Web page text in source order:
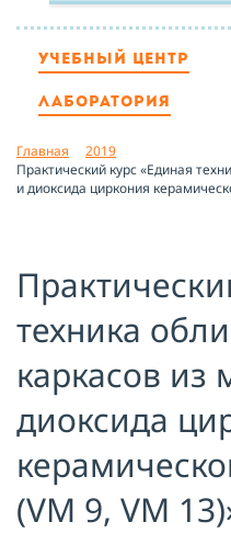
ИМЯ
на
УЧЕБНЫЙ ЦЕНТР
ЛАБОРАТОРИЯ
Главная
2019
Практический курс «Единая
и диоксида циркония
техника
каркасов из
диоксида
(VM 9, VM